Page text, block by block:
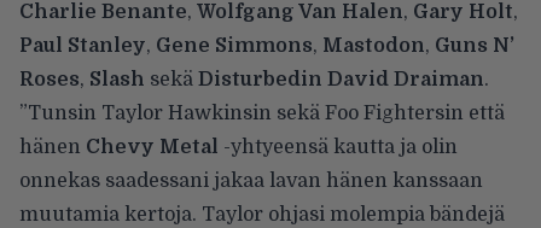
Charlie Benante, Wolfgang Van Halen, Gary Holt,
Paul Stanley, Gene Simmons, Mastodon, Guns N’
Roses, Slash sekä Disturbedin David Draiman.
”Tunsin Taylor Hawkinsin sekä Foo Fightersin että
hänen Chevy Metal -yhtyeensä kautta ja olin
onnekas saadessani jakaa lavan hänen kanssaan
muutamia kertoja. Taylor ohjasi molempia bändejä